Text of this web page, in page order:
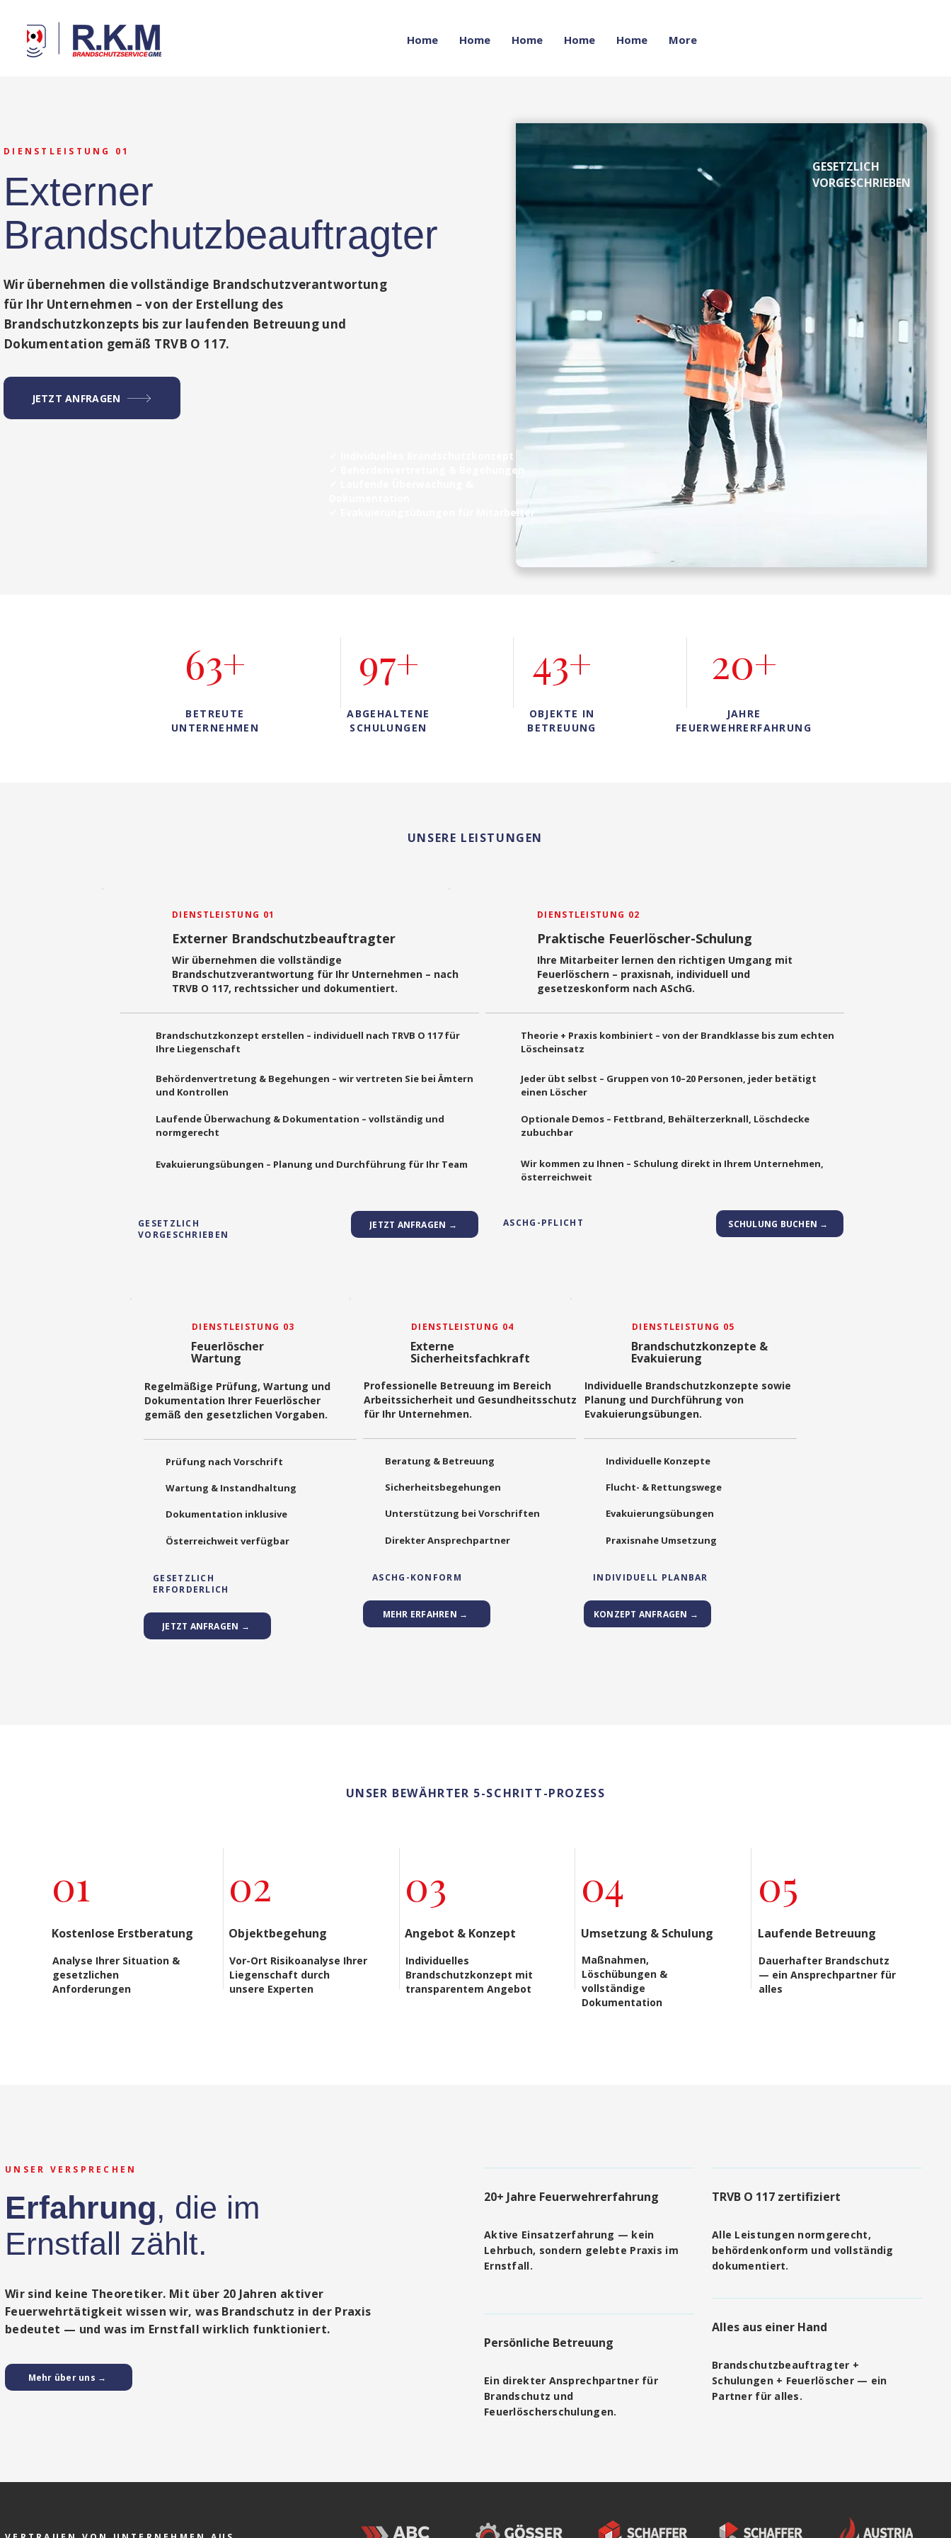
Home Home Home Home Home More
DIENSTLEISTUNG 01
Externer
Brandschutzbeauftragter
Wir übernehmen die vollständige Brandschutzverantwortung
für Ihr Unternehmen – von der Erstellung des
Brandschutzkonzepts bis zur laufenden Betreuung und
Dokumentation gemäß TRVB O 117.
JETZT ANFRAGEN
GESETZLICH
VORGESCHRIEBEN
✓ Individuelles Brandschutzkonzept
✓ Behördenvertretung & Begehungen
✓ Evakuierungsübungen für Mitarbeiter
63+
BETREUTE
UNTERNEHMEN
97+
ABGEHALTENE
SCHULUNGEN
43+
OBJEKTE IN
BETREUUNG
20+
JAHRE
FEUERWEHRERFAHRUNG
UNSERE LEISTUNGEN
DIENSTLEISTUNG 01
Externer Brandschutzbeauftragter
Wir übernehmen die vollständige
Brandschutzverantwortung für Ihr Unternehmen – nach
TRVB O 117, rechtssicher und dokumentiert.
Brandschutzkonzept erstellen – individuell nach TRVB O 117 für
Ihre Liegenschaft
Behördenvertretung & Begehungen – wir vertreten Sie bei Ämtern
und Kontrollen
Laufende Überwachung & Dokumentation – vollständig und
normgerecht
Evakuierungsübungen – Planung und Durchführung für Ihr Team
GESETZLICH
VORGESCHRIEBEN
JETZT ANFRAGEN →
DIENSTLEISTUNG 02
Praktische Feuerlöscher-Schulung
Ihre Mitarbeiter lernen den richtigen Umgang mit
Feuerlöschern – praxisnah, individuell und
gesetzeskonform nach ASchG.
Theorie + Praxis kombiniert – von der Brandklasse bis zum echten
Löscheinsatz
Jeder übt selbst – Gruppen von 10–20 Personen, jeder betätigt
einen Löscher
Optionale Demos – Fettbrand, Behälterzerknall, Löschdecke
zubuchbar
Wir kommen zu Ihnen – Schulung direkt in Ihrem Unternehmen,
österreichweit
ASCHG-PFLICHT SCHULUNG BUCHEN →
DIENSTLEISTUNG 03
Feuerlöscher
Wartung
Regelmäßige Prüfung, Wartung und
Dokumentation Ihrer Feuerlöscher
gemäß den gesetzlichen Vorgaben.
Prüfung nach Vorschrift
Wartung & Instandhaltung
Dokumentation inklusive
Österreichweit verfügbar
GESETZLICH
ERFORDERLICH
JETZT ANFRAGEN →
DIENSTLEISTUNG 04
Externe
Sicherheitsfachkraft
Professionelle Betreuung im Bereich
Arbeitssicherheit und Gesundheitsschutz
für Ihr Unternehmen.
Beratung & Betreuung
Sicherheitsbegehungen
Unterstützung bei Vorschriften
Direkter Ansprechpartner
ASCHG-KONFORM
MEHR ERFAHREN →
DIENSTLEISTUNG 05
Brandschutzkonzepte &
Evakuierung
Individuelle Brandschutzkonzepte sowie
Planung und Durchführung von
Evakuierungsübungen.
Individuelle Konzepte
Flucht- & Rettungswege
Evakuierungsübungen
Praxisnahe Umsetzung
INDIVIDUELL PLANBAR
KONZEPT ANFRAGEN →
UNSER BEWÄHRTER 5-SCHRITT-PROZESS
01
Kostenlose Erstberatung
Analyse Ihrer Situation &
gesetzlichen
Anforderungen
02
Objektbegehung
Vor-Ort Risikoanalyse Ihrer
Liegenschaft durch
unsere Experten
03
Angebot & Konzept
Individuelles
Brandschutzkonzept mit
transparentem Angebot
04
Umsetzung & Schulung
Maßnahmen,
Löschübungen &
vollständige
Dokumentation
05
Laufende Betreuung
Dauerhafter Brandschutz
— ein Ansprechpartner für
alles
UNSER VERSPRECHEN
Erfahrung, die im
Ernstfall zählt.
Wir sind keine Theoretiker. Mit über 20 Jahren aktiver
Feuerwehrtätigkeit wissen wir, was Brandschutz in der Praxis
bedeutet — und was im Ernstfall wirklich funktioniert.
Mehr über uns →
20+ Jahre Feuerwehrerfahrung
Aktive Einsatzerfahrung — kein
Lehrbuch, sondern gelebte Praxis im
Ernstfall.
Persönliche Betreuung
Ein direkter Ansprechpartner für
Brandschutz und
Feuerlöscherschulungen.
TRVB O 117 zertifiziert
Alle Leistungen normgerecht,
behördenkonform und vollständig
dokumentiert.
Alles aus einer Hand
Brandschutzbeauftragter +
Schulungen + Feuerlöscher — ein
Partner für alles.